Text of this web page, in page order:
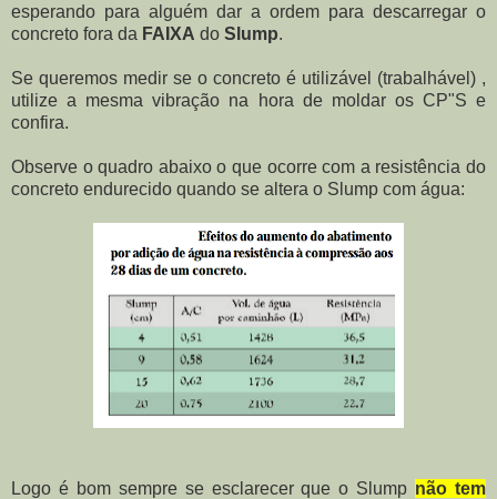
esperando para alguém dar a ordem para descarregar o
concreto fora da FAIXA do Slump.
Se queremos medir se o concreto é utilizável (trabalhável) ,
utilize a mesma vibração na hora de moldar os CP"S e
confira.
Observe o quadro abaixo o que ocorre com a resistência do
concreto endurecido quando se altera o Slump com água:
Logo é bom sempre se esclarecer que o Slump não tem